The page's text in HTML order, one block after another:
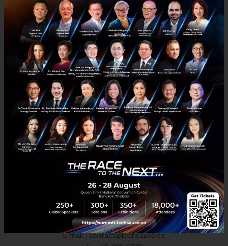
จากเทคโนโลยี AI สู่ IA เพื่อมนุษย์ ในมุมมองของ “Pattie
Maes”
เทคโนโลยีจะช่วยให้เกิดการเรียนรู้ และพัฒนาชีวิตได้อย่างไร? มาดูแนวคิด
ในการออกแบบและทดสอบอุปกรณ์ที่ช่วยให้มนุษย์สามารถเรียนรู้ และมี
คุณภาพชีวิตที่ดีขึ้น ไปกับคุณ Pattie Maes นักวิจ...
พฤษภาคม 9, 2024| By
Techsauce Team
Tech & Biz techevent pattie-maes highlight-speakers
techsauce global summit 2024
E-mail :contact@techsauce.co